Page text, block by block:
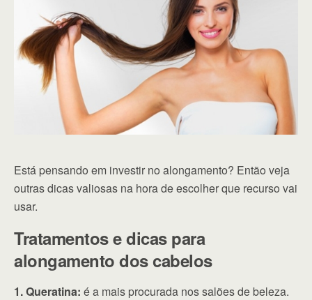
Está pensando em investir no alongamento? Então veja
outras dicas valiosas na hora de escolher que recurso vai
usar.
Tratamentos e dicas para
alongamento dos cabelos
1. Queratina: é a mais procurada nos salões de beleza.